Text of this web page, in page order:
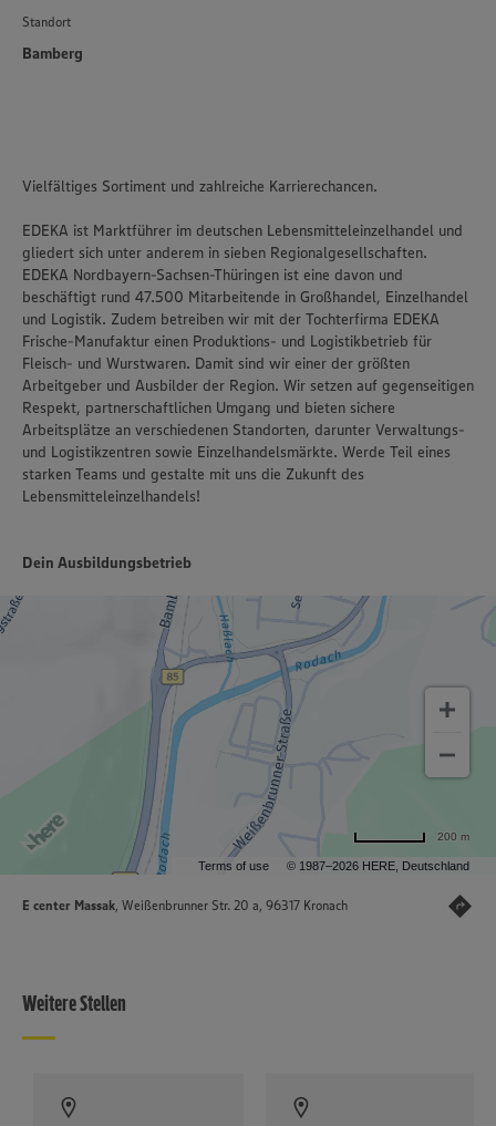
Standort
Bamberg
Vielfältiges Sortiment und zahlreiche Karrierechancen.
EDEKA ist Marktführer im deutschen Lebensmitteleinzelhandel und
gliedert sich unter anderem in sieben Regionalgesellschaften.
EDEKA Nordbayern-Sachsen-Thüringen ist eine davon und
beschäftigt rund 47.500 Mitarbeitende in Großhandel, Einzelhandel
und Logistik. Zudem betreiben wir mit der Tochterfirma EDEKA
Frische-Manufaktur einen Produktions- und Logistikbetrieb für
Fleisch- und Wurstwaren. Damit sind wir einer der größten
Arbeitgeber und Ausbilder der Region. Wir setzen auf gegenseitigen
Respekt, partnerschaftlichen Umgang und bieten sichere
Arbeitsplätze an verschiedenen Standorten, darunter Verwaltungs-
und Logistikzentren sowie Einzelhandelsmärkte. Werde Teil eines
starken Teams und gestalte mit uns die Zukunft des
Lebensmitteleinzelhandels!
Dein Ausbildungsbetrieb
Terms of use © 1987–2026 HERE, Deutschland
200 m
E center Massak, Weißenbrunner Str. 20 a, 96317 Kronach
Weitere Stellen